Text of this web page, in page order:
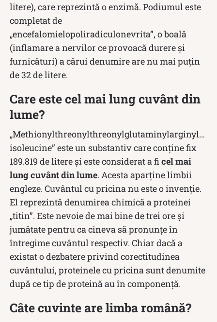
litere), care reprezintă o enzimă. Podiumul este
completat de
„encefalomielopoliradiculonevrita”, o boală
(inflamare a nervilor ce provoacă durere și
furnicături) a cărui denumire are nu mai puțin
de 32 de litere.
Care este cel mai lung cuvânt din
lume?
„Methionylthreonylthreonylglutaminylarginyl…
isoleucine” este un substantiv care conține fix
189.819 de litere și este considerat a fi cel mai
lung cuvânt din lume. Acesta aparține limbii
engleze. Cuvântul cu pricina nu este o invenție.
El reprezintă denumirea chimică a proteinei
„titin”. Este nevoie de mai bine de trei ore și
jumătate pentru ca cineva să pronunțe în
întregime cuvântul respectiv. Chiar dacă a
existat o dezbatere privind corectitudinea
cuvântului, proteinele cu pricina sunt denumite
după ce tip de proteină au în componență.
Câte cuvinte are limba română?